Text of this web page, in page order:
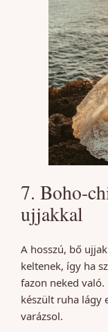
7. Boho-
ujjakkal
A hosszú, bő
keltenek, így ha
fazon neked
készült ruha lágy
varázsol.